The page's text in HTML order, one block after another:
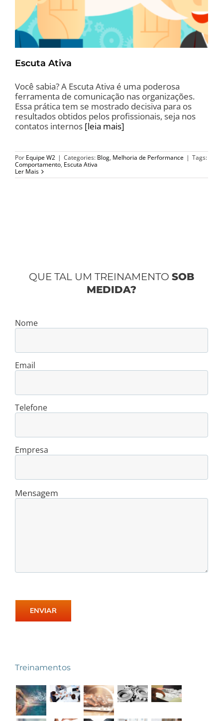
Escuta Ativa
Você sabia? A Escuta Ativa é uma poderosa
ferramenta de comunicação nas organizações.
Essa prática tem se mostrado decisiva para os
resultados obtidos pelos profissionais, seja nos
contatos internos [leia mais]
Por Equipe W2 | Categories: Blog, Melhoria de Performance | Tags:
Comportamento, Escuta Ativa
Ler Mais
QUE TAL UM TREINAMENTO SOB
MEDIDA?
Nome
Email
Telefone
Empresa
Mensagem
Treinamentos